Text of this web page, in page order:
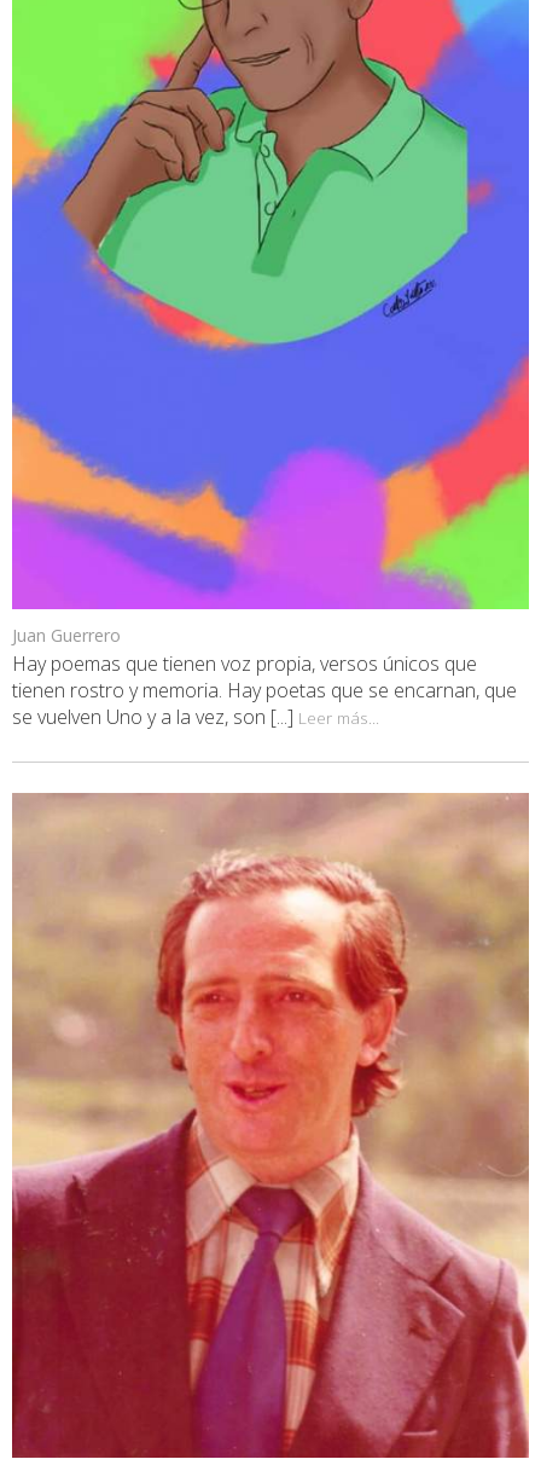
Juan Guerrero
Hay poemas que tienen voz propia, versos únicos que
tienen rostro y memoria. Hay poetas que se encarnan, que
se vuelven Uno y a la vez, son [...] Leer más...